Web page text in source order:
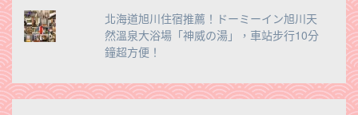
北海道旭川住宿推薦！ドーミーイン旭川天
然溫泉大浴場「神威の湯」，車站步行10分
鐘超方便！